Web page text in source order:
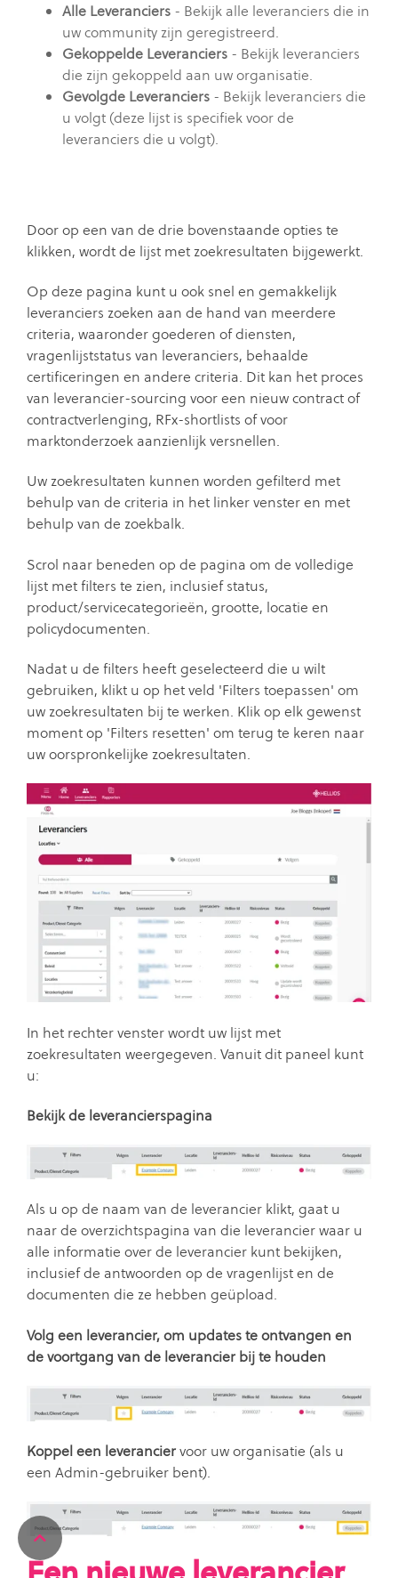
Alle Leveranciers - Bekijk alle leveranciers die in
uw community zijn geregistreerd.
Gekoppelde Leveranciers - Bekijk leveranciers
die zijn gekoppeld aan uw organisatie.
Gevolgde Leveranciers - Bekijk leveranciers die
u volgt (deze lijst is specifiek voor de
leveranciers die u volgt).
Door op een van de drie bovenstaande opties te
klikken, wordt de lijst met zoekresultaten bijgewerkt.
Op deze pagina kunt u ook snel en gemakkelijk
leveranciers zoeken aan de hand van meerdere
criteria, waaronder goederen of diensten,
vragenlijststatus van leveranciers, behaalde
certificeringen en andere criteria. Dit kan het proces
van leverancier-sourcing voor een nieuw contract of
contractverlenging, RFx-shortlists of voor
marktonderzoek aanzienlijk versnellen.
Uw zoekresultaten kunnen worden gefilterd met
behulp van de criteria in het linker venster en met
behulp van de zoekbalk.
Scrol naar beneden op de pagina om de volledige
lijst met filters te zien, inclusief status,
product/servicecategorieën, grootte, locatie en
policydocumenten.
Nadat u de filters heeft geselecteerd die u wilt
gebruiken, klikt u op het veld 'Filters toepassen' om
uw zoekresultaten bij te werken. Klik op elk gewenst
moment op 'Filters resetten' om terug te keren naar
uw oorspronkelijke zoekresultaten.
In het rechter venster wordt uw lijst met
zoekresultaten weergegeven. Vanuit dit paneel kunt
u:
Bekijk de leverancierspagina
Als u op de naam van de leverancier klikt, gaat u
naar de overzichtspagina van die leverancier waar u
alle informatie over de leverancier kunt bekijken,
inclusief de antwoorden op de vragenlijst en de
documenten die ze hebben geüpload.
Volg een leverancier, om updates te ontvangen en
de voortgang van de leverancier bij te houden
Koppel een leveranciervoor uw organisatie (als u
een Admin-gebruiker bent).
Return
to